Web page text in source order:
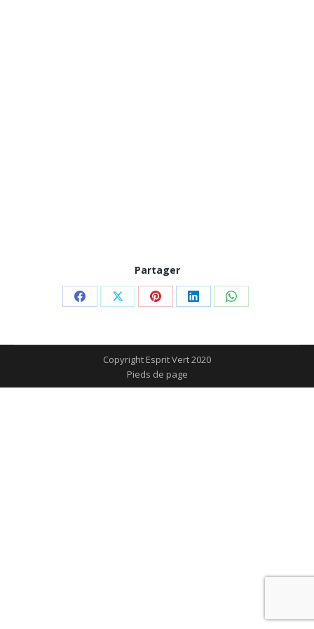
Partager
Partager
Facebook
Partager
X
Partager
Pinterest
Partager
LinkedIn
Partager
WhatsApp
Copyright Esprit Vert 2020
Pieds de page